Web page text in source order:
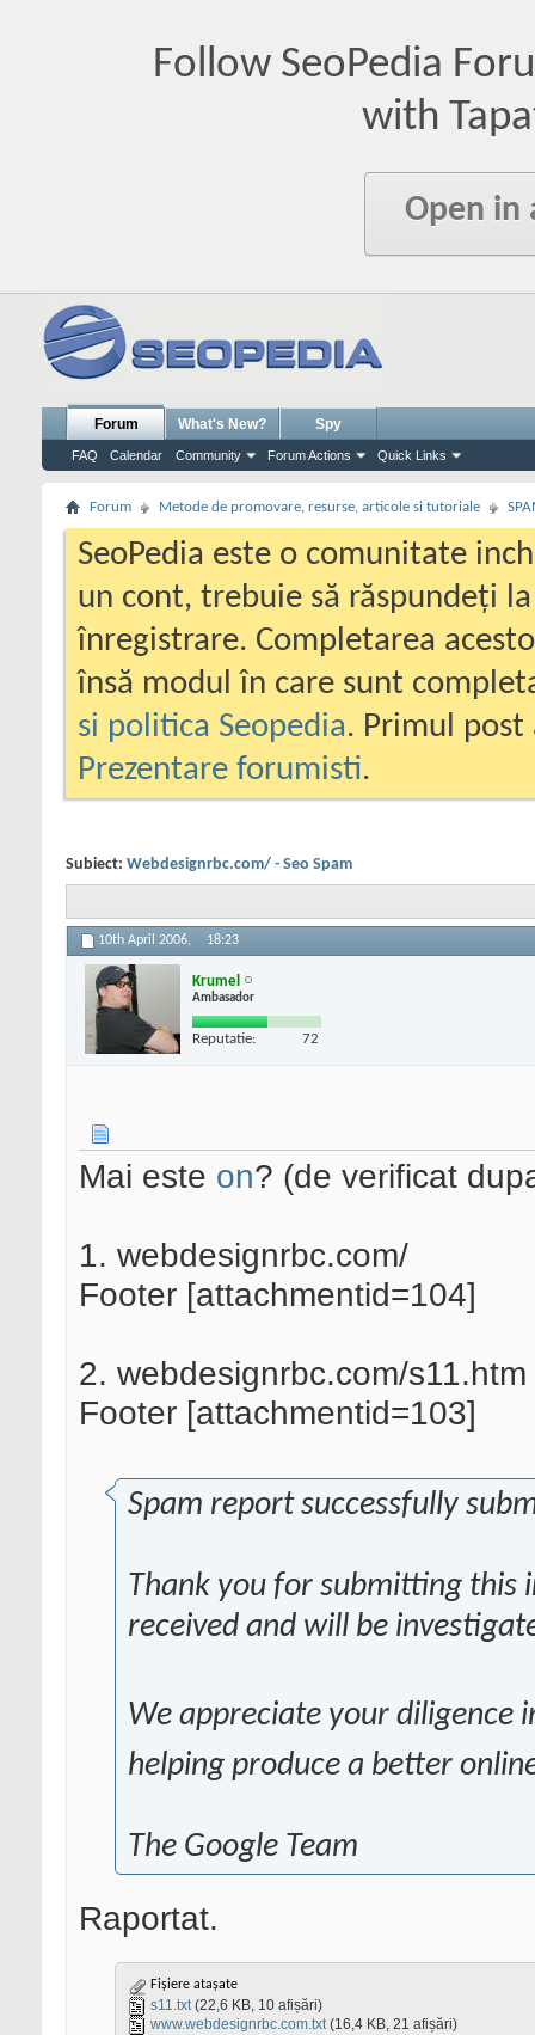
Follow SeoPedia
with
Open in
Forum
FAQ Calendar Community Forum Actions Quick Links
What's New? Spy
Forum Metode de promovare, resurse, articole si tutoriale
SeoPedia este o comunitate
un cont, trebuie să răspundeți
înregistrare. Completarea
însă modul în care sunt
si politica Seopedia. Primul
Prezentare forumisti.
Subiect: Webdesignrbc.com/ - Seo Spam
10th April 2006, 18:23
Krumel
Ambasador
Reputatie: 72
Mai este on? (de verificat
1. webdesignrbc.com/
Footer [attachmentid=104]
2. webdesignrbc.com/s11.htm
Footer [attachmentid=103]
Spam report successfully
Thank you for submitting this
received and will be
We appreciate your diligence
helping produce a better
The Google Team
Raportat.
Fișiere atașate
s11.txt (22,6 KB, 10 afișări)
www.webdesignrbc.com.txt (16,4 KB, 21 afișări)